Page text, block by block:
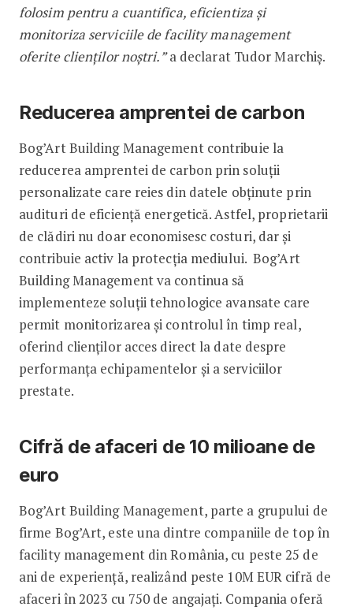
folosim pentru a cuantifica, eficientiza și
monitoriza serviciile de facility management
oferite clienților noștri.”a declarat Tudor Marchiș.
Reducerea amprentei de carbon
Bog’Art Building Management contribuie la
reducerea amprentei de carbon prin soluții
personalizate care reies din datele obținute prin
audituri de eficiență energetică. Astfel, proprietarii
de clădiri nu doar economisesc costuri, dar și
contribuie activ la protecția mediului. Bog’Art
Building Management va continua să
implementeze soluții tehnologice avansate care
permit monitorizarea și controlul în timp real,
oferind clienților acces direct la date despre
performanța echipamentelor și a serviciilor
prestate.
Cifră de afaceri de 10 milioane de
euro
Bog’Art Building Management, parte a grupului de
firme Bog’Art, este una dintre companiile de top în
facility management din România, cu peste 25 de
ani de experiență, realizând peste 10M EUR cifră de
afaceri în 2023 cu 750 de angajați. Compania oferă